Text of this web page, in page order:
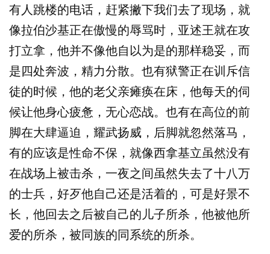
有人跳楼的电话，赶紧撇下我们去了现场，就
像拉伯沙基正在傲慢的辱骂时，亚述王就在攻
打立拿，他并不像他自以为是的那样稳妥，而
是四处奔波，精力分散。也有狱警正在训斥信
徒的时候，他的老父亲瘫痪在床，他每天的伺
候让他身心疲惫，无心恋战。也有在高位的前
脚在大肆逼迫，耀武扬威，后脚就忽然落马，
有的应该是性命不保，就像西拿基立虽然没有
在战场上被击杀，一夜之间虽然失去了十八万
的士兵，好歹他自己还是活着的，可是好景不
长，他回去之后被自己的儿子所杀，他被他所
爱的所杀，被同族的同系统的所杀。